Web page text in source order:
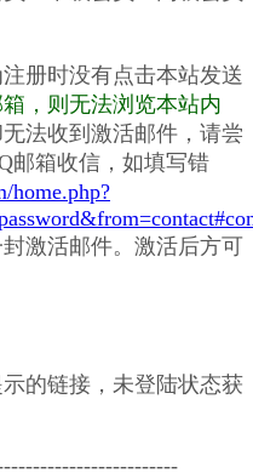
册时没有点击本站发送
，则无法浏览本站内
法收到激活邮件，请尝
邮箱收信，如填写错
home.php?
激活邮件。激活后方可
的链接，未登陆状态获